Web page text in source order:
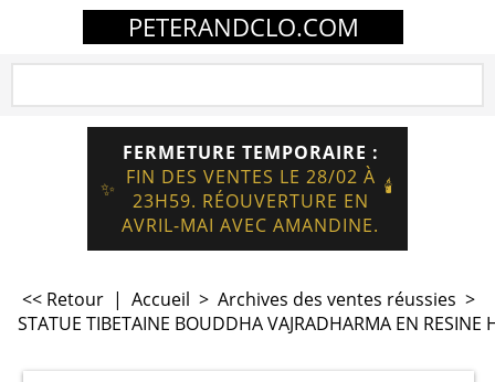
PETERANDCLO.COM
✨
FERMETURE TEMPORAIRE :
FIN DES VENTES LE 28/02 À
23H59. RÉOUVERTURE EN
AVRIL-MAI AVEC AMANDINE.
🕯️
<< Retour | Accueil > Archives des ventes réussies >
STATUE TIBETAINE BOUDDHA VAJRADHARMA EN RESINE